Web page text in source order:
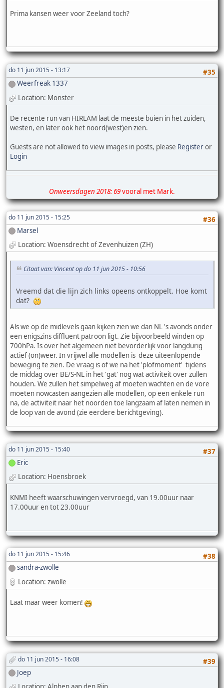
Prima kansen weer voor Zeeland toch?
do 11 jun 2015 - 13:17
#35
Weerfreak 1337
Location: Monster
De recente run van HIRLAM laat de meeste buien in het zuiden,
westen, en later ook het noord(west)en zien.
Guests are not allowed to view images in posts, please Registeror
Login
Onweersdagen 2018: 69vooral met Mark.
do 11 jun 2015 - 15:25
#36
Marsel
Location: Woensdrecht of Zevenhuizen (ZH)
Citaat van: Vincent op do 11 jun 2015 - 10:56
Vreemd dat die lijn zich links opeens ontkoppelt. Hoe komt
dat?
Als we op de midlevels gaan kijken zien we dan NL 's avonds onder
een enigszins diffluent patroon ligt. Zie bijvoorbeeld winden op
700hPa. Is over het algemeen niet bevorderlijk voor langdurig
actief (on)weer. In vrijwel alle modellen is deze uiteenlopende
beweging te zien. De vraag is of we na het 'plofmoment' tijdens
de middag over BE/S-NL in het 'gat' nog wat activiteit over zullen
houden. We zullen het simpelweg af moeten wachten en de vore
moeten nowcasten aangezien alle modellen, op een enkele run
na, de activiteit naar het noorden toe langzaam af laten nemen in
de loop van de avond (zie eerdere berichtgeving).
do 11 jun 2015 - 15:40
#37
Eric
Location: Hoensbroek
KNMI heeft waarschuwingen vervroegd, van 19.00uur naar
17.00uur en tot 23.00uur
do 11 jun 2015 - 15:46
#38
sandra-zwolle
Location: zwolle
Laat maar weer komen!
do 11 jun 2015 - 16:08
#39
Joep